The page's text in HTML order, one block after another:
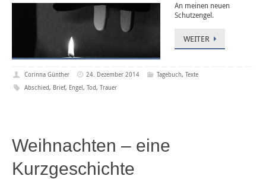
An meinen neuen
Schutzengel.
WEITER
Corinna Günther 24. Dezember 2014 Tagebuch, Texte
Abschied, Brief, Engel,Tod,Trauer
Weihnachten – eine
Kurzgeschichte